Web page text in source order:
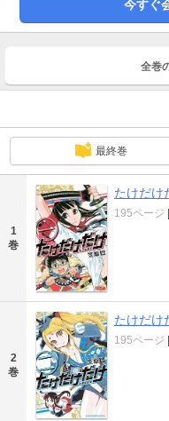
今すぐ
全巻
最終巻
1
巻
たけだけ
195ページ
2
巻
たけだけ
195ページ